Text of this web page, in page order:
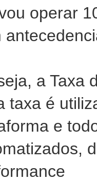
operar
a Taxa
taxa é
e